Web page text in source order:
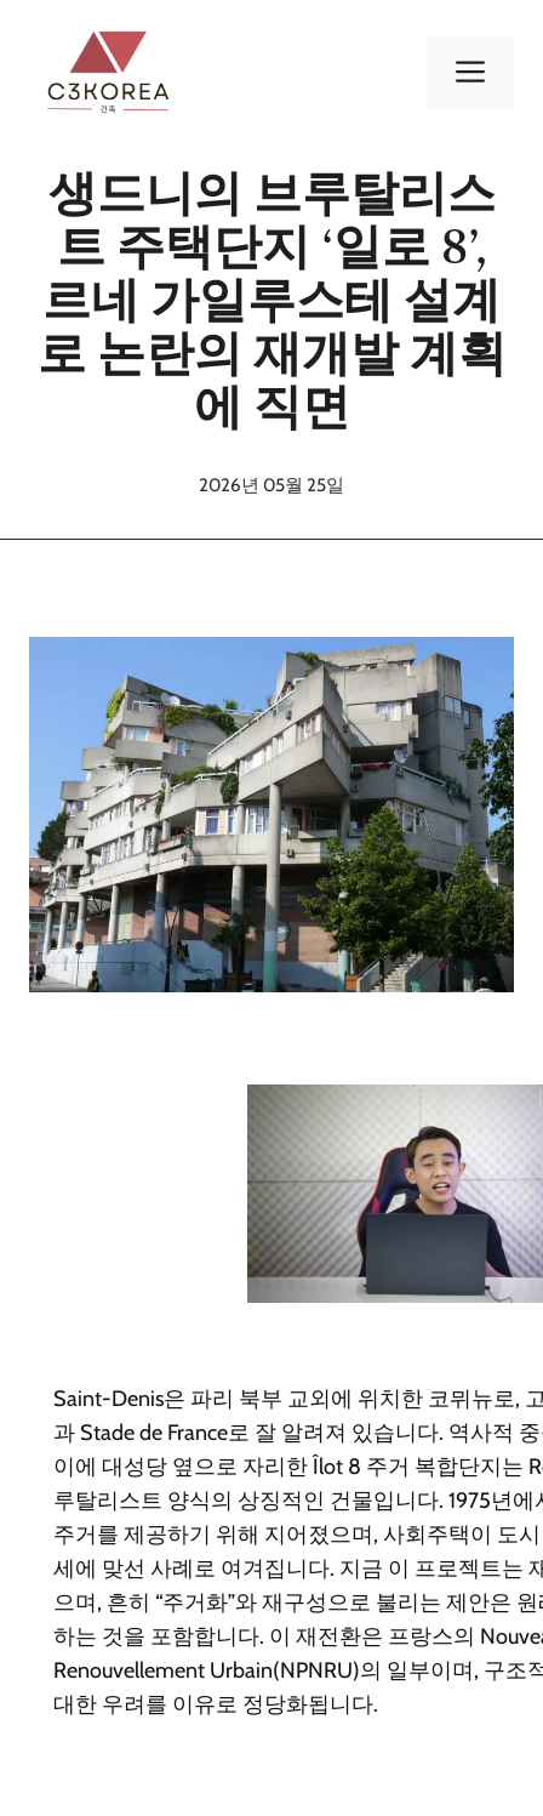
메
생드니의 브루탈리스
트 주택단지 ‘일로 8’,
르네 가일루스테 설계
로 논란의 재개발 계획
에 직면
2026년 05월 25일
Saint-Denis은 파리 북부 교외에 위치한 코뮈뉴로,
과 Stade de France로 잘 알려져 있습니다. 역사적
이에 대성당 옆으로 자리한 Îlot 8 주거 복합단지는
루탈리스트 양식의 상징적인 건물입니다. 1975년
주거를 제공하기 위해 지어졌으며, 사회주택이 도
세에 맞선 사례로 여겨집니다. 지금 이 프로젝트는
으며, 흔히 “주거화”와 재구성으로 불리는 제안은
하는 것을 포함합니다. 이 재전환은 프랑스의
Renouvellement Urbain(NPNRU)의 일부이며, 구조
대한 우려를 이유로 정당화됩니다.